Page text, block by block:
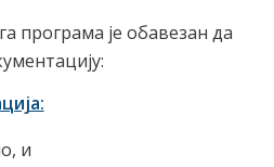
програма је обавезан да
и